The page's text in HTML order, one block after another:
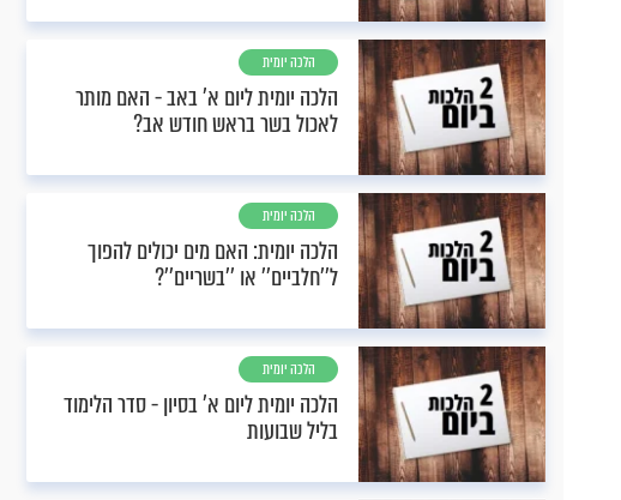
הלכה יומית
הלכה יומית ליום א’ באב - האם מותר
לאכול בשר בראש חודש אב?
הלכה יומית
הלכה יומית: האם מים יכולים להפוך
ל''חלביים'' או ''בשריים''?
הלכה יומית
הלכה יומית ליום א’ בסיון - סדר הלימוד
בליל שבועות